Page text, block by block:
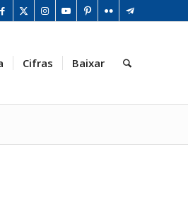
Cifras Baixar